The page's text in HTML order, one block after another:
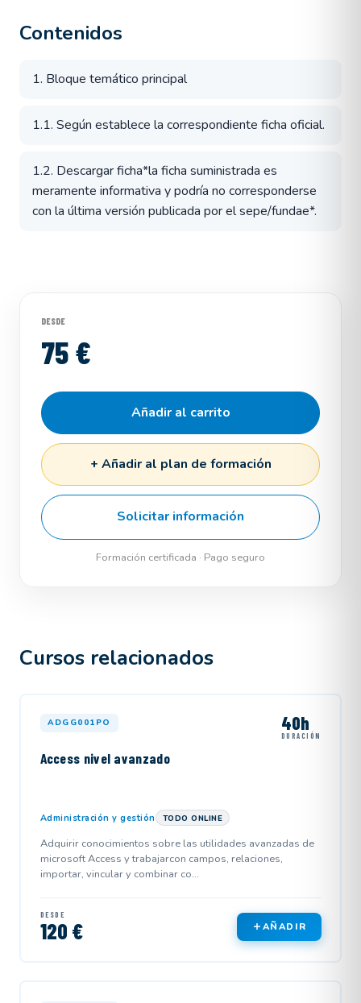
Contenidos
1. Bloque temático principal
1.1. Según establece la correspondiente ficha oficial.
1.2. Descargar ficha*la ficha suministrada es
meramente informativa y podría no corresponderse
con la última versión publicada por el sepe/fundae*.
DESDE
75 €
Añadir al carrito
+ Añadir al plan de formación
Solicitar información
Formación certificada · Pago seguro
Cursos relacionados
ADGG001PO 40h
DURACIÓN
Access nivel avanzado
Administración y gestión TODO ONLINE
Adquirir conocimientos sobre las utilidades avanzadas de
microsoft Access y trabajarcon campos, relaciones,
importar, vincular y combinar co...
DESDE
120 € AÑADIR